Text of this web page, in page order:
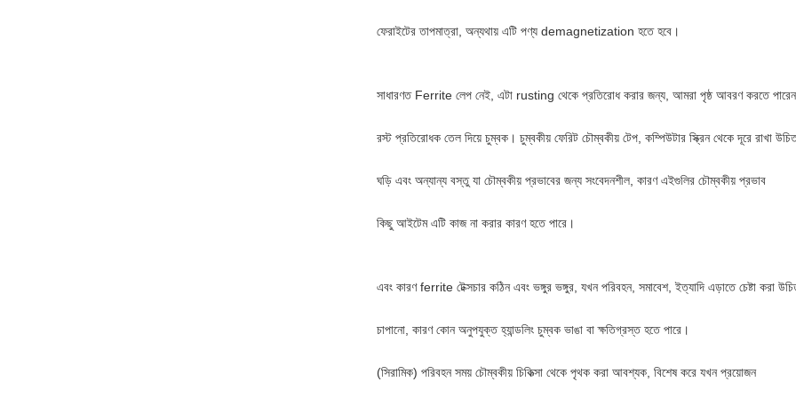
ফেরাইটের তাপমাত্রা, অন্যথায় এটি পণ্য demagnetization হতে হবে।
সাধারণত Ferrite লেপ নেই, এটা rusting থেকে প্রতিরোধ করার জন্য, আমরা পৃষ্ঠ আবরণ করতে পারেন
রস্ট প্রতিরোধক তেল দিয়ে চুম্বক। চুম্বকীয় ফেরিট চৌম্বকীয় টেপ, কম্পিউটার স্ক্রিন থেকে দূরে রাখা
ঘড়ি এবং অন্যান্য বস্তু যা চৌম্বকীয় প্রভাবের জন্য সংবেদনশীল, কারণ এইগুলির চৌম্বকীয় প্রভাব
কিছু আইটেম এটি কাজ না করার কারণ হতে পারে।
এবং কারণ ferrite টেক্সচার কঠিন এবং ভঙ্গুর ভঙ্গুর, যখন পরিবহন, সমাবেশ, ইত্যাদি এড়াতে চেষ্টা করা
চাপানো, কারণ কোন অনুপযুক্ত হ্যান্ডলিং চুম্বক ভাঙা বা ক্ষতিগ্রস্ত হতে পারে।
(সিরামিক) পরিবহন সময় চৌম্বকীয় চিকিত্সা থেকে পৃথক করা আবশ্যক, বিশেষ করে যখন প্রয়োজন